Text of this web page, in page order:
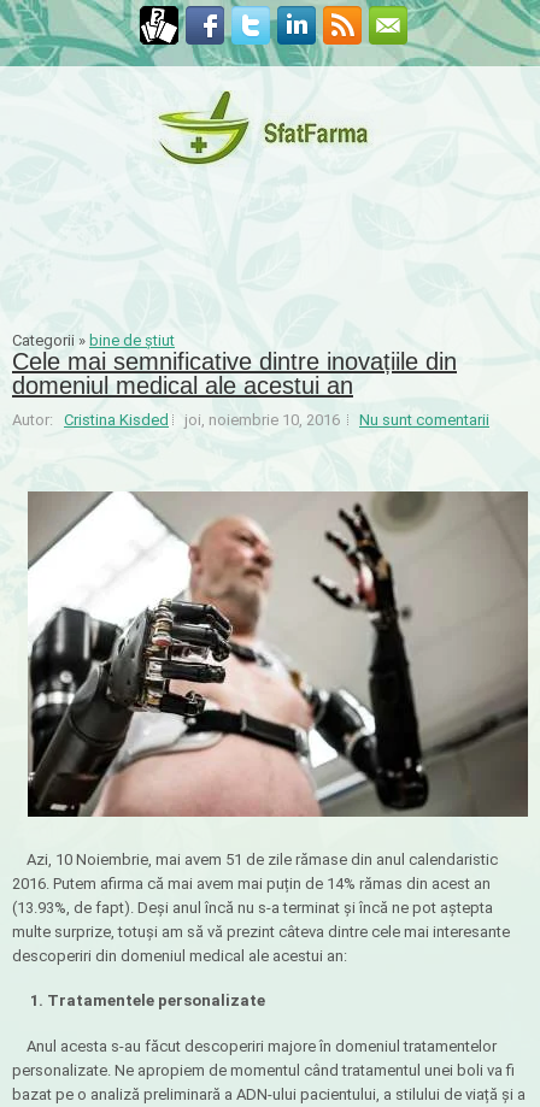
Categorii » bine de știut
Cele mai semnificative dintre inovațiile din
domeniul medical ale acestui an
Autor: Cristina Kisded joi, noiembrie 10, 2016 Nu sunt comentarii
Azi, 10 Noiembrie, mai avem 51 de zile rămase din anul calendaristic
2016. Putem afirma că mai avem mai puțin de 14% rămas din acest an
(13.93%, de fapt). Deși anul încă nu s-a terminat și încă ne pot aștepta
multe surprize, totuși am să vă prezint câteva dintre cele mai interesante
descoperiri din domeniul medical ale acestui an:
1. Tratamentele personalizate
Anul acesta s-au făcut descoperiri majore în domeniul tratamentelor
personalizate. Ne apropiem de momentul când tratamentul unei boli va fi
bazat pe o analiză preliminară a ADN-ului pacientului, a stilului de viață și a